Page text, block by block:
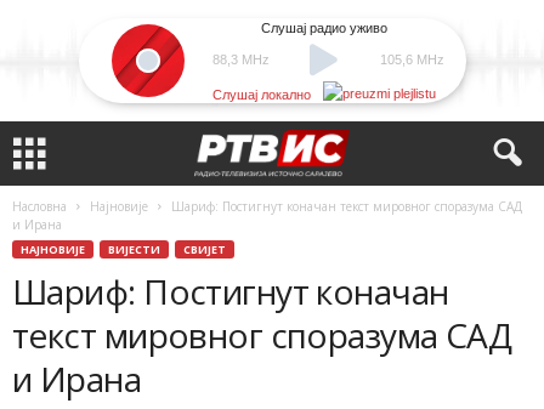
88,3 MHz
Слушај радио уживо
105,6 MHz
Слушај локално
Насловна Најновије
Шариф: Постигнут коначан текст мировног споразума САД
и Ирана
НАЈНОВИЈЕ ВИЈЕСТИ СВИЈЕТ
Шариф: Постигнут коначан
текст мировног споразума САД
и Ирана